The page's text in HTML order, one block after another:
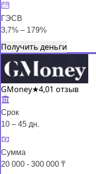
ГЭСВ
3,7% – 179%
Получить деньги
GMoney★4,01 отзыв
Срок
10 – 45 дн.
Сумма
20 000 - 300 000 ₸